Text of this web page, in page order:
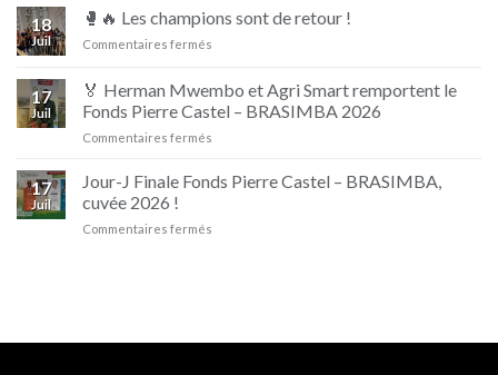
Ipupa
18
Juil
🥊🔥 Les champions sont de retour !
Commentaires fermés
Les
champions
retour
17
Juil
🏅 Herman Mwembo et Agri Smart remportent le
Fonds Pierre Castel – BRASIMBA 2026
Commentaires fermés
Herman
Castel
17
Juil
Jour-J Finale Fonds Pierre Castel – BRASIMBA,
cuvée 2026 !
Commentaires fermés
Castel